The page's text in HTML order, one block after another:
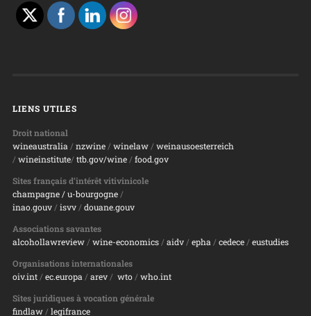
LIENS UTILES
Droit national
wineaustralia / nzwine/ winelaw/ weinausoesterreich
/ wineinstitute/ ttb.gov/wine/ food.gov
Sites français d’intérêt vitivinicole
champagne/ u-bourgogne/
inao.gouv/ isvv/ douane.gouv
Associations savantes
alcohollawreview/ wine-economics/ aidv/ epha / cedece/ eustudies
Organisations internationales
oiv.int/ ec.europa/ arev/ wto/ who.int
Sites juridiques à vocation générale
findlaw/ legifrance